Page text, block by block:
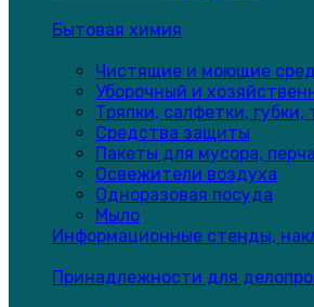
Бытовая химия
Чистящие и моющие
Уборочный и
Тряпки, салфетки, губки,
Средства защиты
Пакеты для мусора,
Освежители воздуха
Одноразовая посуда
Мыло
Информационные стенды,
Принадлежности для